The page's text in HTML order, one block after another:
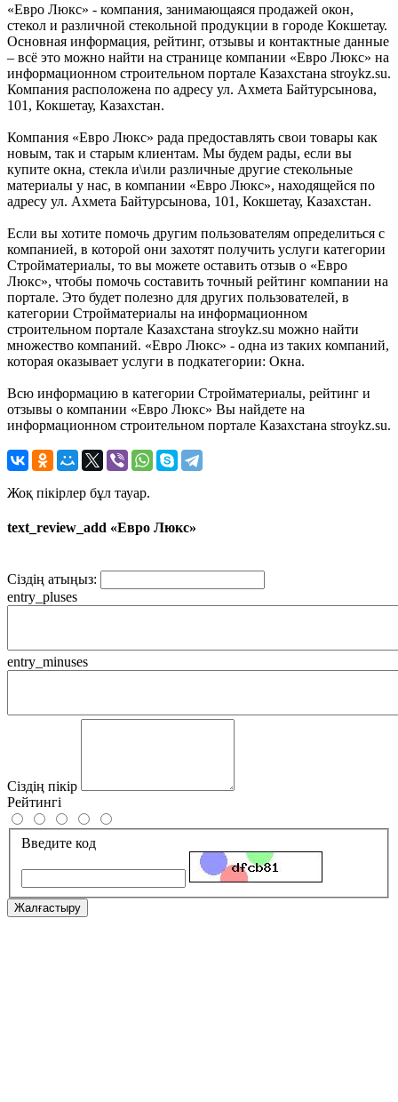
«Евро Люкс» - компания, занимающаяся продажей окон,
стекол и различной стекольной продукции в городе Кокшетау.
Основная информация, рейтинг, отзывы и контактные данные
– всё это можно найти на странице компании «Евро Люкс» на
информационном строительном портале Казахстана stroykz.su.
Компания расположена по адресу ул. Ахмета Байтурсынова,
101, Кокшетау, Казахстан.
Компания «Евро Люкс» рада предоставлять свои товары как
новым, так и старым клиентам. Мы будем рады, если вы
купите окна, стекла и\или различные другие стекольные
материалы у нас, в компании «Евро Люкс», находящейся по
адресу ул. Ахмета Байтурсынова, 101, Кокшетау, Казахстан.
Если вы хотите помочь другим пользователям определиться с
компанией, в которой они захотят получить услуги категории
Стройматериалы, то вы можете оставить отзыв о «Евро
Люкс», чтобы помочь составить точный рейтинг компании на
портале. Это будет полезно для других пользователей, в
категории Стройматериалы на информационном
строительном портале Казахстана stroykz.su можно найти
множество компаний. «Евро Люкс» - одна из таких компаний,
которая оказывает услуги в подкатегории: Окна.
Всю информацию в категории Стройматериалы, рейтинг и
отзывы о компании «Евро Люкс» Вы найдете на
информационном строительном портале Казахстана stroykz.su.
Жоқ пікірлер бұл тауар.
text_review_add «Евро Люкс»
Сіздің атыңыз:
entry_pluses
entry_minuses
Сіздің пікір
Рейтингі
Введите код
Жалғастыру